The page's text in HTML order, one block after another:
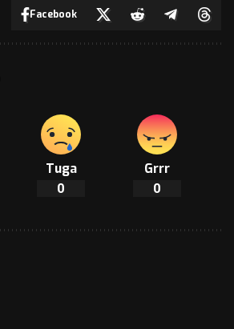
Facebook
Tuga
0
Grrr
0